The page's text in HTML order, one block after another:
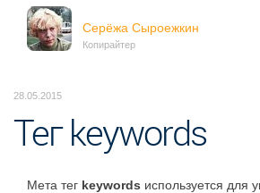
Серёжа Сыроежкин
Копирайтер
28.05.2015
Тег keywords
Мета тег keywords используется для